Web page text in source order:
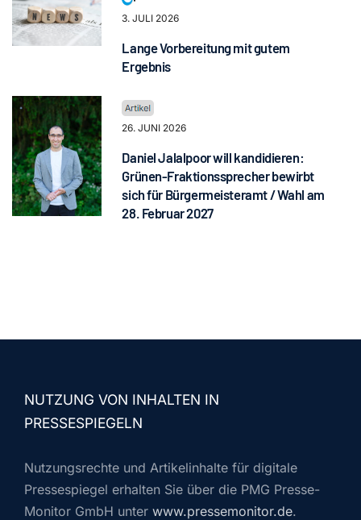
3. JULI 2026
Lange Vorbereitung mit gutem
Ergebnis
26. JUNI 2026
Daniel Jalalpoor will kandidieren:
Grünen-Fraktionssprecher bewirbt
sich für Bürgermeisteramt / Wahl am
28. Februar 2027
NUTZUNG VON INHALTEN IN
PRESSESPIEGELN
Nutzungsrechte und Artikelinhalte für digitale
Pressespiegel erhalten Sie über die PMG Presse-
Monitor GmbH unter www.pressemonitor.de.